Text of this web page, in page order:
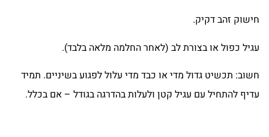
חישוק זהב דקיק.
עגיל כפול או בצורת לב (לאחר החלמה מלאה בלבד).
חשוב: תכשיט גדול מדי או כבד מדי עלול לפגוע בשיניים. תמיד
עדיף להתחיל עם עגיל קטן ולעלות בהדרגה בגודל – אם בכלל.